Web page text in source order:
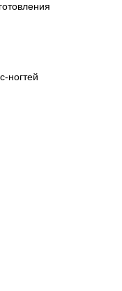
ногтей